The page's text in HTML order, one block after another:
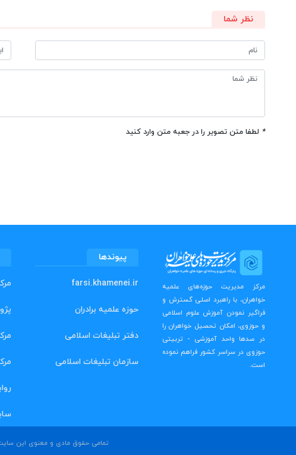
نظر شما
* لطفا متن تصویر را در جعبه متن وارد کنید
مرکز مدیریت حوزه‌های علمیه
خواهران، با راهبرد اصلی گسترش و
فراگیر نمودن آموزش علوم اسلامی
و حوزوی، امکان تحصیل خواهران را
در صدها واحد آموزشی - تربیتی
حوزوی در سراسر کشور فراهم نموده
است.
پیوندها
farsi.khamenei.ir
حوزه علمیه برادران
دفتر تبلیغات اسلامی
سازمان تبلیغات اسلامی
تمامی حقوق مادی و معنوی این